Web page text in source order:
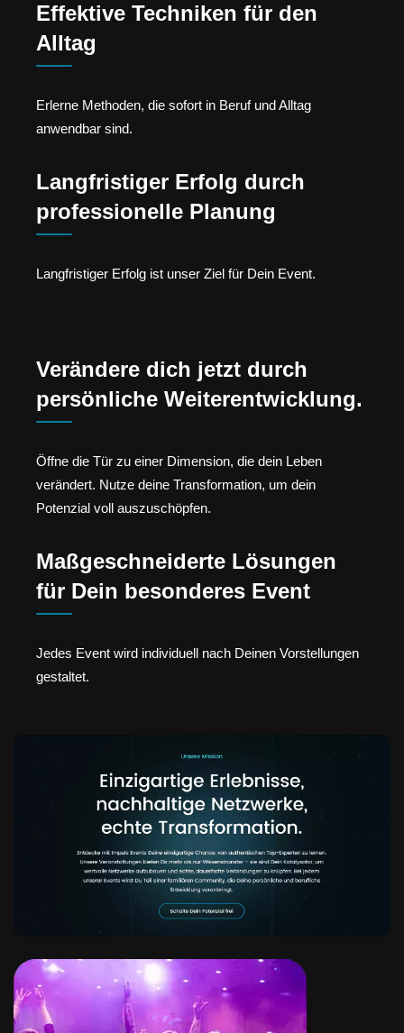
Effektive Techniken für den
Alltag
Erlerne Methoden, die sofort in Beruf und Alltag
anwendbar sind.
Langfristiger Erfolg durch
professionelle Planung
Langfristiger Erfolg ist unser Ziel für Dein Event.
Verändere dich jetzt durch
persönliche Weiterentwicklung.
Öffne die Tür zu einer Dimension, die dein Leben
verändert. Nutze deine Transformation, um dein
Potenzial voll auszuschöpfen.
Maßgeschneiderte Lösungen
für Dein besonderes Event
Jedes Event wird individuell nach Deinen Vorstellungen
gestaltet.